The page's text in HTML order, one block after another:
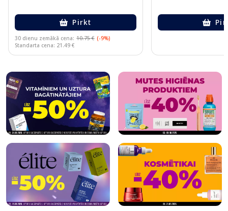
Pirkt
30 dienu zemākā cena: 10.75 € (-9%)
Standarta cena: 21.49 €